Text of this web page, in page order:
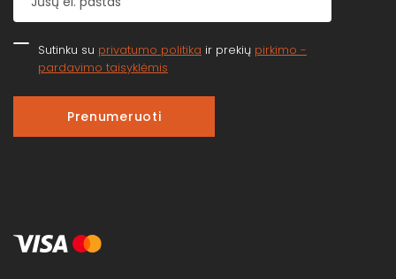
Sutinku su privatumo politika ir prekių pirkimo -
pardavimo taisyklėmis
Prenumeruoti